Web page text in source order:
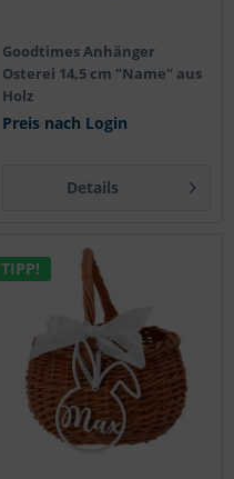
Goodtimes Anhänger
Osterei 14,5 cm "Name" aus
Holz
Preis nach Login
Details
TIPP!